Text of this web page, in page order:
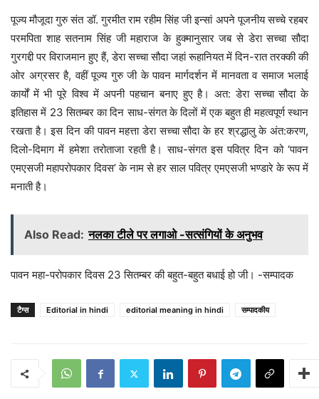
पूज्य मौजूदा गुरु संत डॉ. गुरमीत राम रहीम सिंह जी इन्सां अपने पूजनीय सच्चे रहबर
परमपिता शाह सतनाम सिंह जी महाराज के हुक्मानुसार जब से डेरा सच्चा सौदा
गुरगद्दी पर विराजमान हुए हैं, डेरा सच्चा सौदा जहां रूहानियत में दिन-रात तरक्की की
ओर अग्रसर है, वहीं पूज्य गुरु जी के पावन मार्गदर्शन में मानवता व समाज भलाई
कार्यों में भी पूरे विश्व में अपनी पहचान बनाए हुए है। अत: डेरा सच्चा सौदा के
इतिहास में 23 सितम्बर का दिन साध-संगत के दिलों में एक बहुत ही महत्वपूर्ण स्थान
रखता है। इस दिन की पावन महत्ता डेरा सच्चा सौदा के हर श्रद्धालु के अंत:करण,
दिलो-दिमाग में हमेशा तरोताजा रहती है। साध-संगत इस पवित्र दिन को ‘पावन
एमएसजी महापरोपकार दिवस’ के नाम से हर साल पवित्र एमएसजी भण्डारे के रूप में
मनाती है।
Also Read: नलका टीले पर लगाओ -सत्संगियों के अनुभव
पावन महा-परोपकार दिवस 23 सितम्बर की बहुत-बहुत बधाई हो जी। -सम्पादक
टैग्स Editorial in hindi editorial meaning in hindi सम्पादकीय